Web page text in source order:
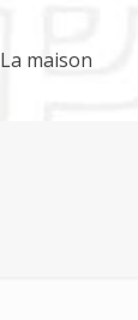
La maison